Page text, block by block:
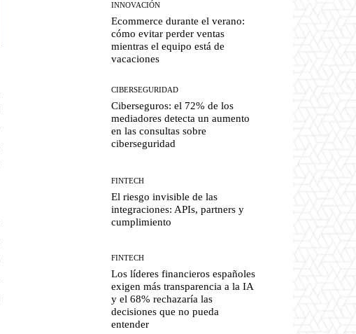
INNOVACIÓN
Ecommerce durante el verano:
cómo evitar perder ventas
mientras el equipo está de
vacaciones
CIBERSEGURIDAD
Ciberseguros: el 72% de los
mediadores detecta un aumento
en las consultas sobre
ciberseguridad
FINTECH
El riesgo invisible de las
integraciones: APIs, partners y
cumplimiento
FINTECH
Los líderes financieros españoles
exigen más transparencia a la IA
y el 68% rechazaría las
decisiones que no pueda
entender